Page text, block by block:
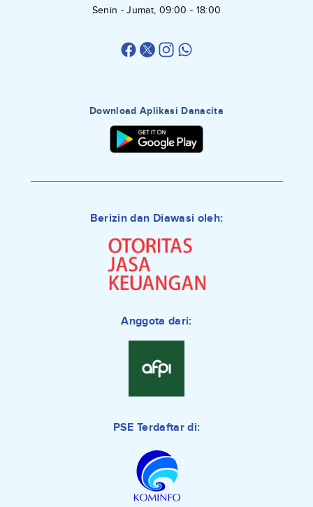
Senin - Jumat, 09:00 - 18:00
Download Aplikasi Danacita
Berizin dan Diawasi oleh:
Anggota dari:
PSE Terdaftar di: